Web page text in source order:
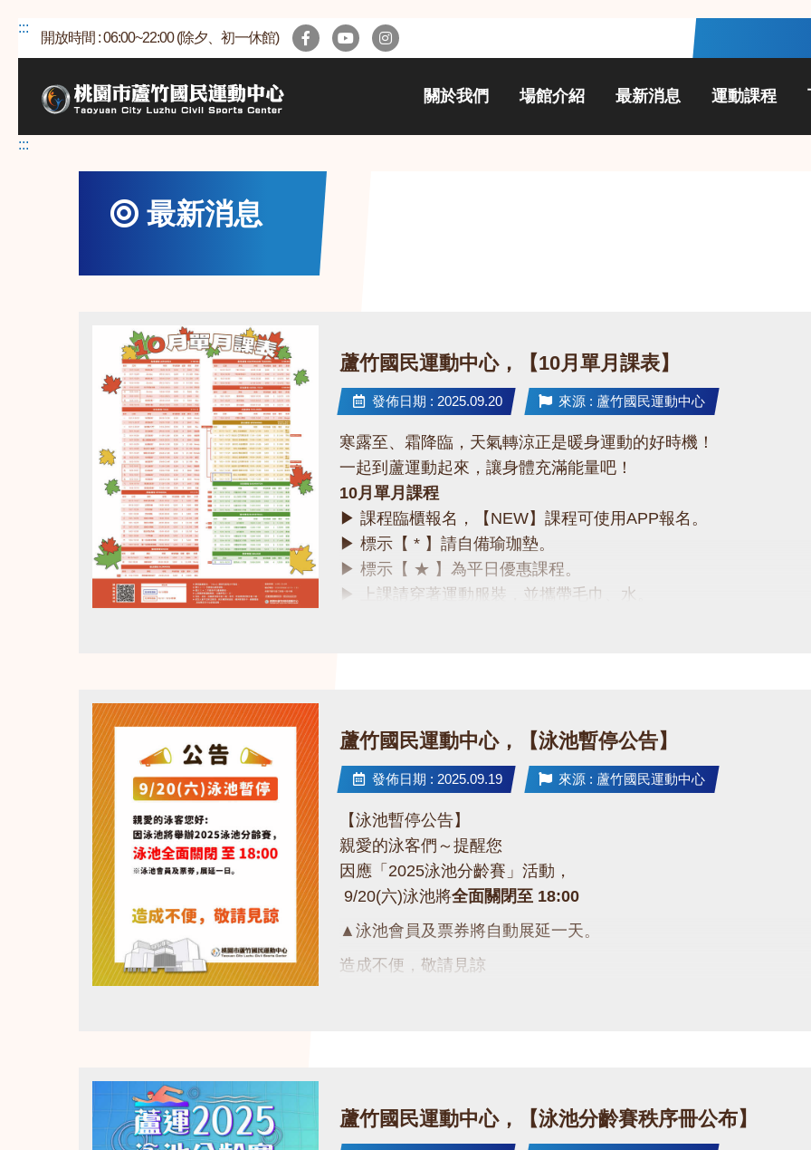
跳
區
:::
開放時間 : 06:00~22:00 (除夕、初一休館)
關於我們 場館介紹 最新消息 運動課程
:::
最新消息
蘆竹國民運動中心，【10月單月課表】
發佈日期 : 2025.09.20 來源 : 蘆竹國民運動中心
寒露至、霜降臨，天氣轉涼正是暖身運動的好時機！
一起到蘆運動起來，讓身體充滿能量吧！
10月單月課程
▶ 課程臨櫃報名，【NEW】課程可使用APP報名。
▶ 標示【 * 】請自備瑜珈墊。
▶ 標示【 ★ 】為平日優惠課程。
▶ 上課請穿著運動服裝，並攜帶毛巾、水。
蘆竹國民運動中心，【泳池暫停公告】
發佈日期 : 2025.09.19 來源 : 蘆竹國民運動中心
【泳池暫停公告】
親愛的泳客們～提醒您
因應「2025泳池分齡賽」活動，
9/20(六)泳池將全面關閉至 18:00
▲泳池會員及票券將自動展延一天。
造成不便，敬請見諒
蘆竹國民運動中心，【泳池分齡賽秩序冊公布】